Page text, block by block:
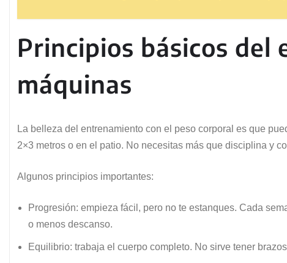
Principios básicos del
máquinas
La belleza del entrenamiento con el peso corporal es que
2×3 metros o en el patio. No necesitas más que disciplina y
Algunos principios importantes:
Progresión: empieza fácil, pero no te estanques. Cada
o menos descanso.
Equilibrio: trabaja el cuerpo completo. No sirve tener